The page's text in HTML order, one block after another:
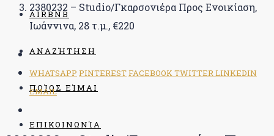
AIRBNB
ΑΝΑΖΉΤΗΣΗ
ΠΟΊΟΣ ΕΊΜΑΙ
ΕΠΙΚΟΙΝΩΝΊΑ
2380232 – Studio/Γκαρσονιέρα Προς Ενοικίαση,
Ιωάννινα, 28 τ.μ., €220
WHATSAPP PINTERESTFACEBOOKTWITTERLINKEDIN
EMAIL